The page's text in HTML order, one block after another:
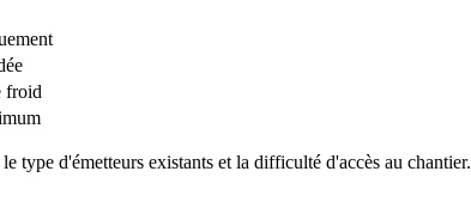
froid
type d'émetteurs existants et la difficulté d'accès au chantier.